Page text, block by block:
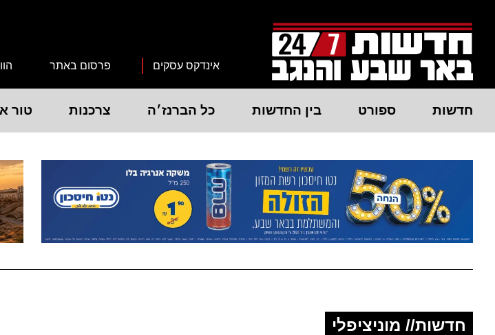
אינדקס עסקים פרסום באתר
חדשות ספורט בין החדשות כל הברנז׳ה צרכנות טור
חדשות// מוניציפלי